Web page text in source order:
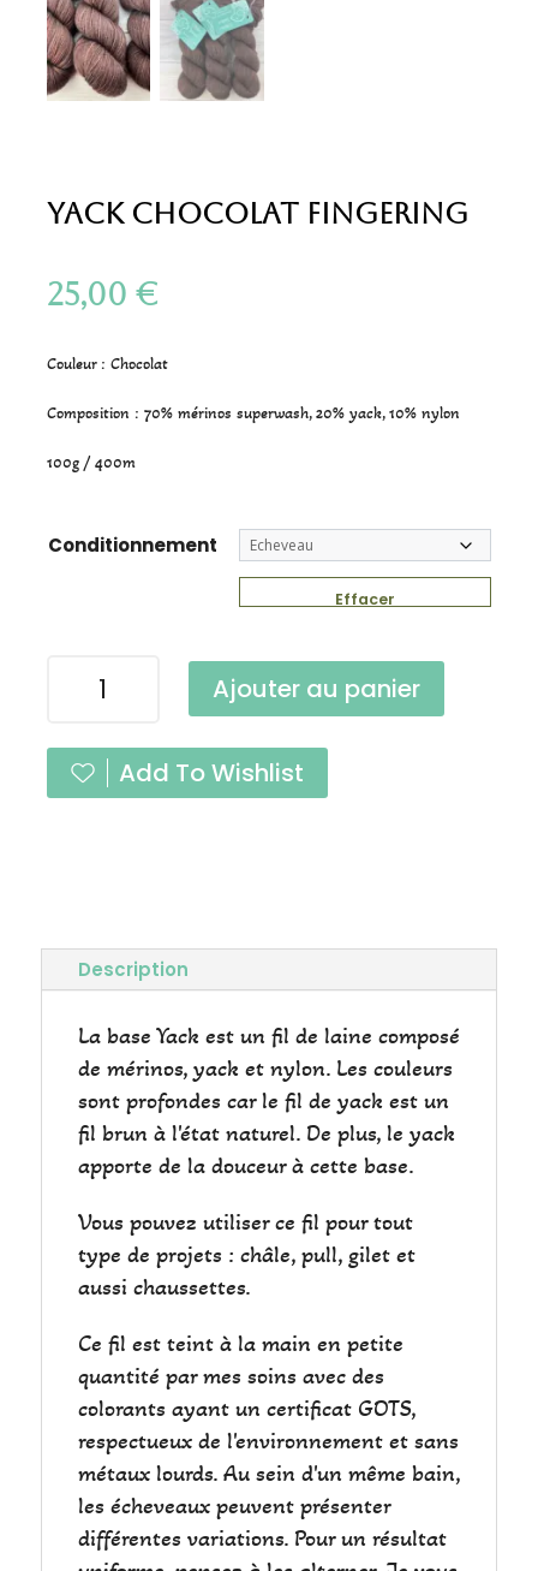
Yack Chocolat Fingering
25,00 €
Couleur : Chocolat
Composition : 70% mérinos superwash, 20% yack, 10% nylon
100g / 400m
Conditionnement
Effacer
Chocolat
Fingering
Ajouter au panier
Add To Wishlist
Description
La base Yack est un fil de laine composé
de mérinos, yack et nylon. Les couleurs
sont profondes car le fil de yack est un
fil brun à l'état naturel. De plus, le yack
apporte de la douceur à cette base.
Vous pouvez utiliser ce fil pour tout
type de projets : châle, pull, gilet et
aussi chaussettes.
Ce fil est teint à la main en petite
quantité par mes soins avec des
colorants ayant un certificat GOTS,
respectueux de l'environnement et sans
métaux lourds. Au sein d'un même bain,
les écheveaux peuvent présenter
différentes variations. Pour un résultat